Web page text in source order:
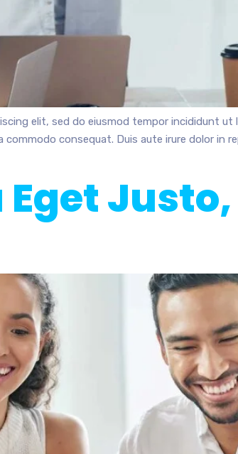
elit, sed do eiusmod tempor incididunt ut
consequat. Duis aute irure dolor in